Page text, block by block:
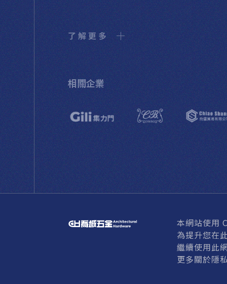
本網站使用
為提升您在
繼續使用此
更多關於隱
了解更多
相關企業